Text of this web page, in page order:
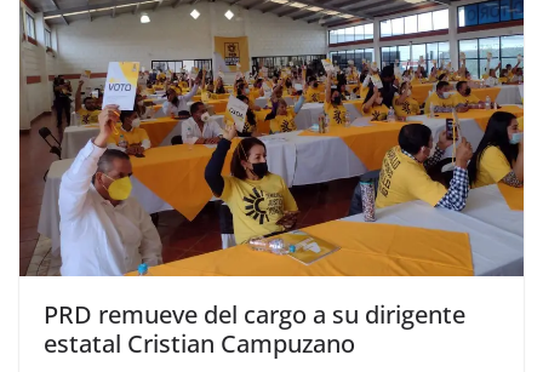
PRD remueve del cargo a su dirigente
estatal Cristian Campuzano